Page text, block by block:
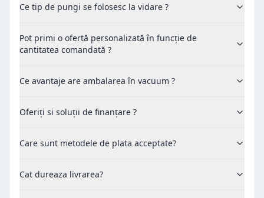
Ce tip de pungi se folosesc la vidare ?
Pot primi o ofertă personalizată în funcție de
cantitatea comandată ?
Ce avantaje are ambalarea în vacuum ?
Oferiți si soluții de finanțare ?
Care sunt metodele de plata acceptate?
Cat dureaza livrarea?